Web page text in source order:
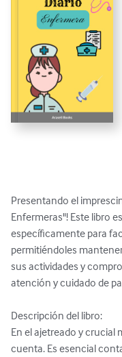
Presentando el
Enfermeras"! Este libro
específicamente para
permitiéndoles
sus actividades y
atención y cuidado de
Descripción del libro:
En el ajetreado y crucial
cuenta. Es esencial